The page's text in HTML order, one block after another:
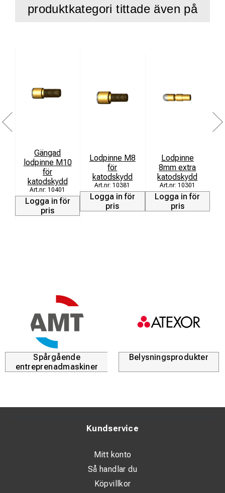
produktkategori tittade även på
Gängad
lodpinne M10
för
katodskydd
10401
Logga in för
pris
Lodpinne M8
för
katodskydd
10381
Logga in för
pris
Lodpinne
8mm extra
katodskydd
10301
Logga in för
pris
Spårgående
entreprenadmaskiner
Belysningsprodukter
Kundservice
Mitt konto
Så handlar du
Köpvillkor